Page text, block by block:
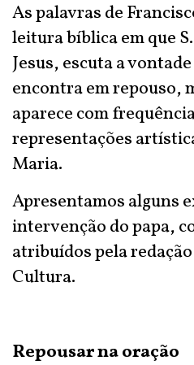
As palavras de
leitura bíblica em que
Jesus, escuta a
encontra em repouso,
aparece com
representações
Maria.
Apresentamos alguns
intervenção do papa,
atribuídos pela
Cultura.
Repousar na oração